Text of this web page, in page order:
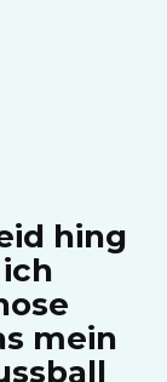
hing
mein